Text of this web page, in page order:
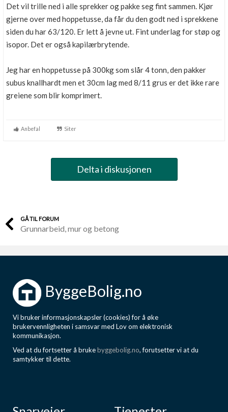
Det vil trille ned i alle sprekker og pakke seg fint sammen. Kjør
gjerne over med hoppetusse, da får du den godt ned i sprekkene
siden du har 63/120. Er lett å jevne ut. Fint underlag for støp og
isopor. Det er også kapilærbrytende.
Jeg har en hoppetusse på 300kg som slår 4 tonn, den pakker
subus knallhardt men et 30cm lag med 8/11 grus er det ikke rare
greiene som blir komprimert.
Anbefal Siter
Delta i diskusjonen
GÅ TIL FORUM
Grunnarbeid, mur og betong
ByggeBolig.no
Vi bruker informasjonskapsler (cookies) for å øke
brukervennligheten i samsvar med Lov om elektronisk
kommunikasjon.
Ved at du fortsetter å brukebyggebolig.no, forutsetter vi at du
samtykker til dette.